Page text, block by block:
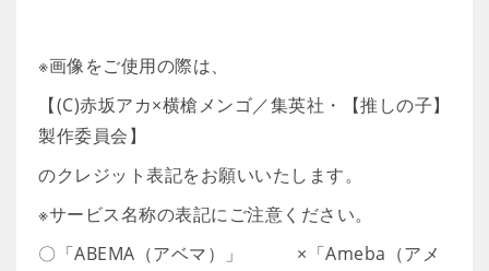
※画像をご使用の際は、
【(C)赤坂アカ×横槍メンゴ／集英社・【推しの子】
製作委員会】
のクレジット表記をお願いいたします。
※サービス名称の表記にご注意ください。
〇「ABEMA（アベマ）」 ×「Ameba（アメ